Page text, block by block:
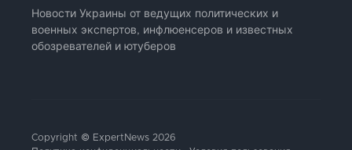
Новости Украины от ведущих политических и
военных экспертов, инфлюенсеров и известных
обозревателей и ютуберов
Copyright © ExpertNews 2026